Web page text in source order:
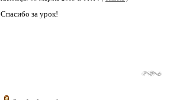
Спасибо за урок!